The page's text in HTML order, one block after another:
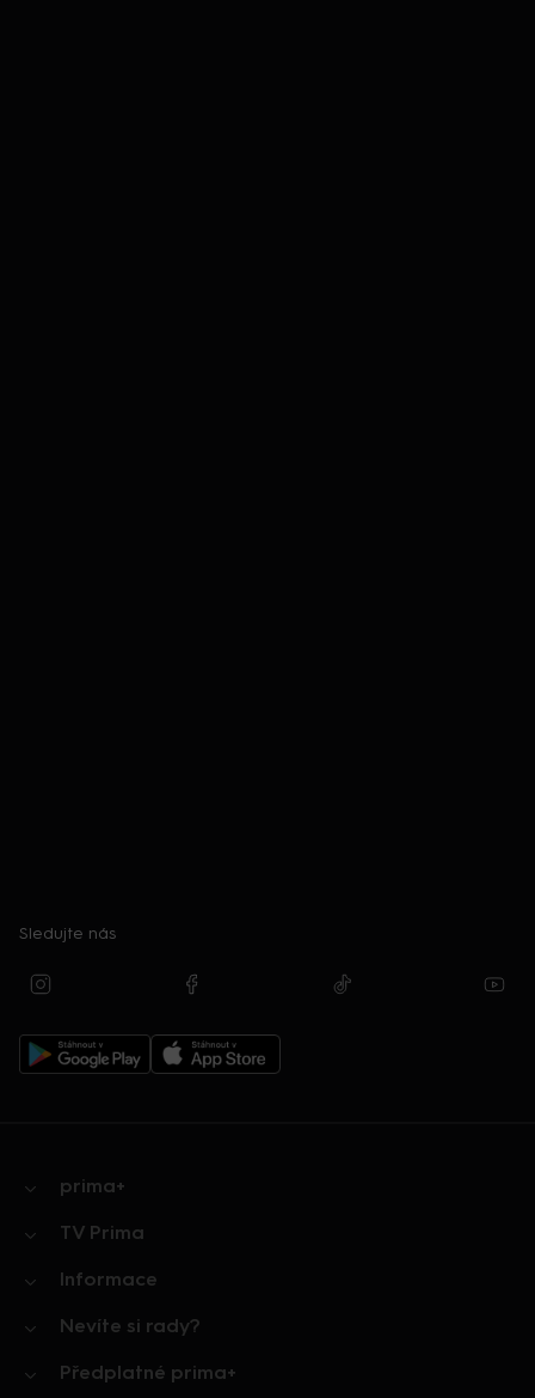
Sledujte nás
prima+
TV Prima
Informace
Nevíte si rady?
Předplatné prima+